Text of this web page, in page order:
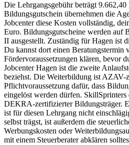
Die Lehrgangsgebühr beträgt
Bildungsgutschein übernehmen die
Jobcenter diese Kosten vollständig,
Euro. Bildungsgutscheine werden auf
II ausgestellt. Zuständig für Hagen ist
Du kannst dort einen Beratungstermin
Fördervoraussetzungen klären, bevor
Jobcenter Hagen ist die zweite
beziehst. Die Weiterbildung ist AZAV-
Pflichtvoraussetzung dafür, dass
eingelöst werden dürfen.
DEKRA-zertifizierter Bildungsträger.
ist für diesen Lehrgang nicht
selbst trägst, ist außerdem die
Werbungskosten oder
mit einem Steuerberater abklären